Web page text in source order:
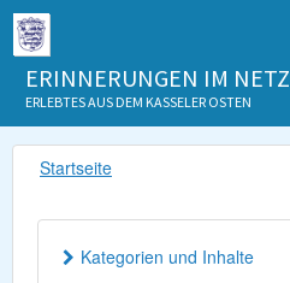
ERINNERUNGEN IM NETZ
ERLEBTES AUS DEM KASSELER OSTEN
Startseite
Kategorien und Inhalte